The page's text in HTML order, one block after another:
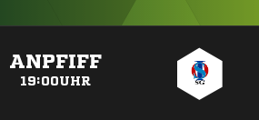
ANPFIFF
19:00UHR